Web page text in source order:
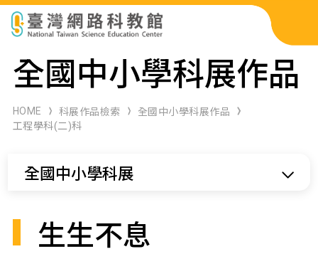
科展作品檢索
科學研習月刊
全國中小學科展作品
HOME 科展作品檢索
全國中小學科展作品
工程學科(二)科
全國中小學科展
生生不息